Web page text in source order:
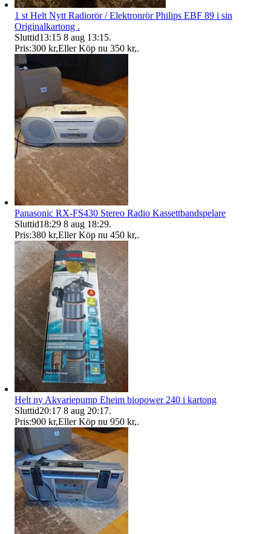
1 st Helt Nytt Radiorör / Elektronrör Philips EBF 89 i sin
Originalkartong .
Sluttid13:15 8 aug 13:15.
Pris:300 kr,Eller Köp nu 350 kr,.
Panasonic RX-FS430 Stereo Radio Kassettbandspelare
Sluttid18:29 8 aug 18:29.
Pris:380 kr,Eller Köp nu 450 kr,.
Helt ny Akvariepump Eheim biopower 240 i kartong
Sluttid20:17 8 aug 20:17.
Pris:900 kr,Eller Köp nu 950 kr,.